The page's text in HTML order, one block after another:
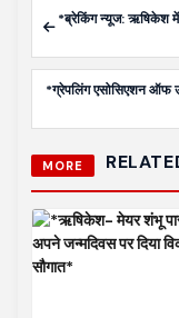
*ब्रेकिंग न्यूज: ऋषिकेश में
*ग्रेपलिंग एसोसिएशन ऑफ
MORE